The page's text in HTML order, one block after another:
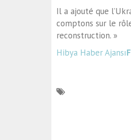
Il a ajouté que
comptons sur le
reconstruction. »
Hibya Haber Ajansı